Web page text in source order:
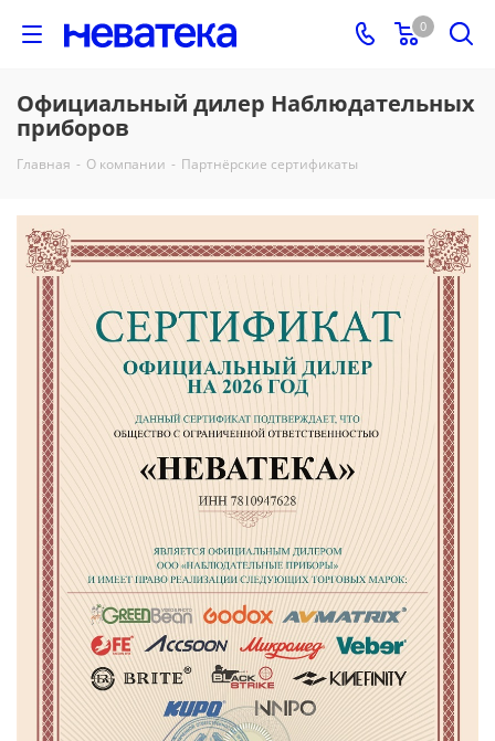
0
Официальный дилер Наблюдательных
приборов
Главная - О компании - Партнёрские сертификаты